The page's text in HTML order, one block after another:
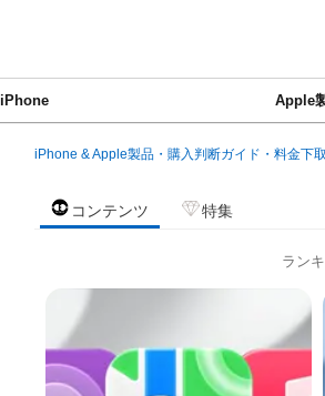
iPhone Apple
iPhone & Apple製品・購入判断ガイド・料金下
コンテンツ 特集
ラン